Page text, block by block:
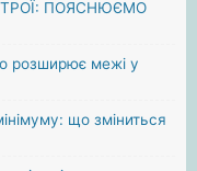
ПОЯСНЮЄМО
розширює межі у
що зміниться